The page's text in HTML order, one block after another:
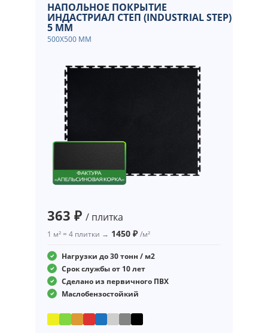
НАПОЛЬНОЕ ПОКРЫТИЕ
ИНДАСТРИАЛ СТЕП (INDUSTRIAL STEP)
5 ММ
500Х500 ММ
363 ₽ / плитка
1 м² = 4 плитки → 1450 ₽ /м²
Нагрузки до 30 тонн / м2
Срок службы от 10 лет
Сделано из первичного ПВХ
Маслобензостойкий